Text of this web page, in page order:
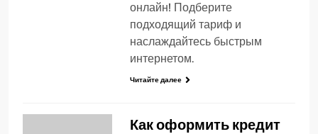
онлайн! Подберите
подходящий тариф и
наслаждайтесь быстрым
интернетом.
Читайте далее
Как оформить кредит